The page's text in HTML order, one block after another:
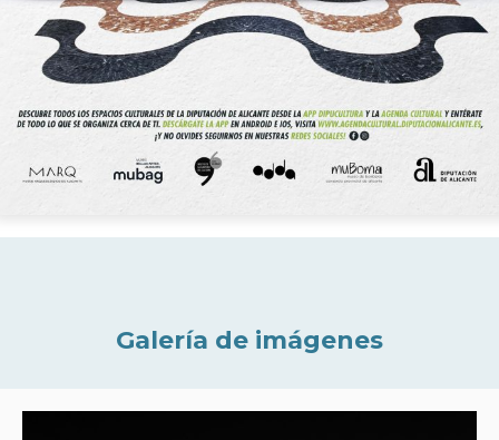
Galería de imágenes